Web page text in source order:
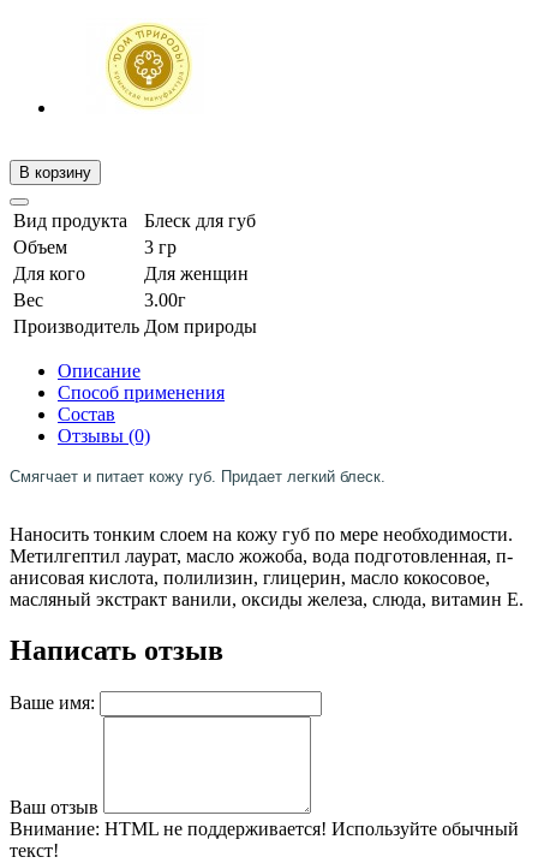
В корзину
Вид продукта
Блеск для губ
Объем
3 гр
Для кого
Для женщин
Вес
3.00г
Производитель Дом природы
Описание
Способ применения
Состав
Отзывы (0)
Смягчает и питает кожу губ. Придает легкий блеск.
Наносить тонким слоем на кожу губ по мере необходимости.
Метилгептил лаурат, масло жожоба, вода подготовленная, п-
анисовая кислота, полилизин, глицерин, масло кокосовое,
масляный экстракт ванили, оксиды железа, слюда, витамин Е.
Написать отзыв
Ваше имя:
Ваш отзыв
Внимание: HTML не поддерживается! Используйте обычный
текст!